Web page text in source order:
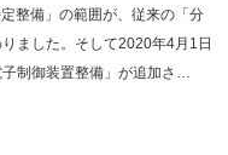
備」の範囲が、従来の「分
ました。そして2020年4月1日
制御装置整備」が追加さ…